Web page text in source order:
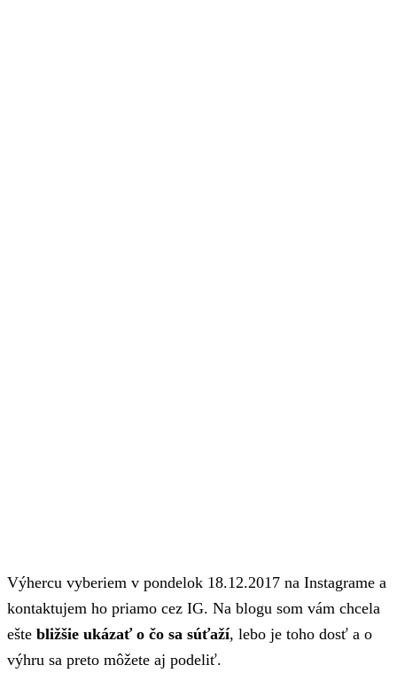
Výhercu vyberiem v pondelok 18.12.2017 na Instagrame a
kontaktujem ho priamo cez IG. Na blogu som vám chcela
ešte bližšie ukázať o čo sa súťaží, lebo je toho dosť a o
výhru sa preto môžete aj podeliť.